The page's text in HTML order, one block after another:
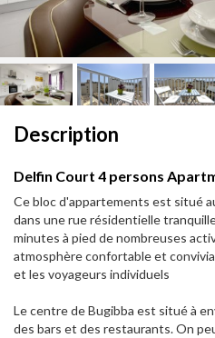
Description
Delfin Court 4 persons
Ce bloc d'appartements est situé
dans une rue résidentielle
minutes à pied de nombreuses
atmosphère confortable et
et les voyageurs individuels
Le centre de Bugibba est situé à
des bars et des restaurants. On